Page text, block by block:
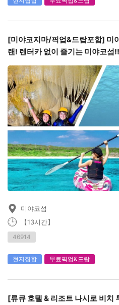
[미야코지마/픽업&드랍포함] 미
랜! 렌터카 없이 즐기는 미야코섬
어&카약&펌킨홀(종유굴)케이빙
미야코섬
【13시간】
46914
현지집합 무료픽업&드랍
[류큐 호텔 & 리조트 나시로 비